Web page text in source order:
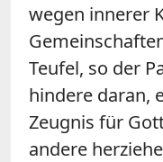
wegen innerer
Teufel, so der
hindere daran,
Zeugnis für
andere